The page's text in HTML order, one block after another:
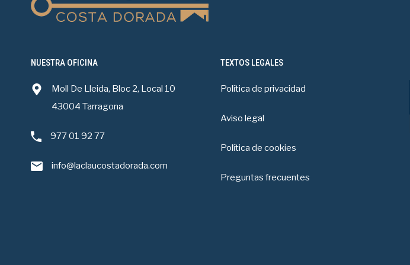
NUESTRA OFICINA
Moll De Lleida, Bloc 2, Local 10
43004 Tarragona
977 01 92 77
info@laclaucostadorada.com
TEXTOS LEGALES
Política de privacidad
Aviso legal
Política de cookies
Preguntas frecuentes